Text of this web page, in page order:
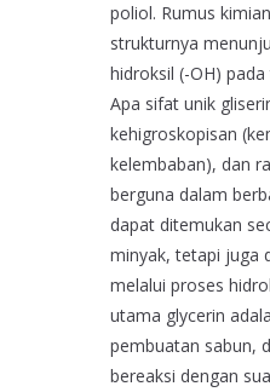
poliol. Rumus
strukturnya
hidroksil (-OH)
Apa sifat unik
kehigroskopisan
kelembaban), dan
berguna dalam
dapat ditemukan
minyak, tetapi juga
melalui proses
utama glycerin
pembuatan sabun,
bereaksi dengan